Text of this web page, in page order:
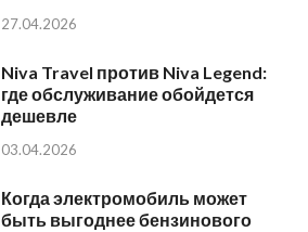
27.04.2026
Niva Travel против Niva Legend:
где обслуживание обойдется
дешевле
03.04.2026
Когда электромобиль может
быть выгоднее бензинового